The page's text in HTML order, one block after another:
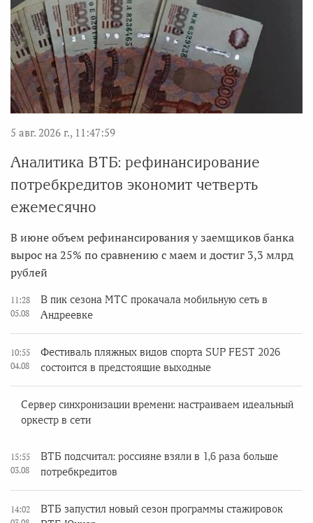
5 авг. 2026 г., 11:47:59
Аналитика ВТБ: рефинансирование
потребкредитов экономит четверть
ежемесячно
В июне объем рефинансирования у заемщиков банка
вырос на 25% по сравнению с маем и достиг 3,3 млрд
рублей
11:28
05.08
В пик сезона МТС прокачала мобильную сеть в
Андреевке
10:55
04.08
Фестиваль пляжных видов спорта SUP FEST 2026
состоится в предстоящие выходные
Сервер синхронизации времени: настраиваем идеальный
оркестр в сети
15:55
03.08
ВТБ подсчитал: россияне взяли в 1,6 раза больше
потребкредитов
14:02
ВТБ запустил новый сезон программы стажировок